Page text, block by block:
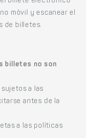
móvil y escanear el
de billetes.
billetes no son
a las
antes de la
a las políticas